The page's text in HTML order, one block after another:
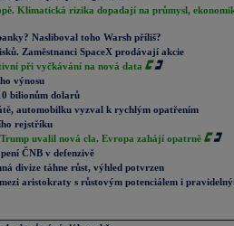
Klimatická rizika dopadají na průmysl,
Nasliboval toho Warsh příliš?
Zaměstnanci SpaceX prodávají akcie
při vyčkávání na nová data
výnosu
bilionům dolarů
automobilku vyzval k rychlým opatřením
rejstříku
uvalil nová cla. Evropa zahájí opatrně
ČNB v defenzivě
divize táhne růst, výhled potvrzen
aristokraty s růstovým potenciálem i